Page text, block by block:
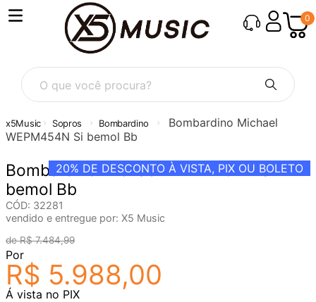
0
O que você procura?
Sopros Bombardino
Bombardino Michael
WEPM454N Si bemol Bb
20% DE DESCONTO À VISTA, PIX OU BOLETO
Bombardino Michael WEPM454N Si
bemol Bb
CÓD: 32281
vendido e entregue por: X5 Music
R$ 7.484,99
Por
R$ 5.988,00
Á vista no PIX